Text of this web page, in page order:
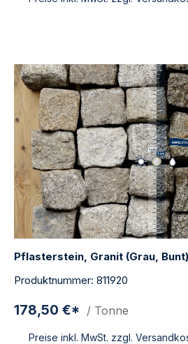
Pflasterstein, Granit (Grau,
Produktnummer: 811920
178,50 €* / Tonne
Preise inkl. MwSt. zzgl.